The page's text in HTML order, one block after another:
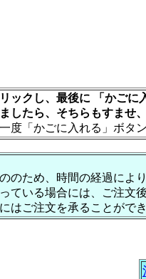
ックし、最後に 「かごに
したら、そちらもすませ
度「かごに入れる」ボ
のため、時間の経過によ
ている場合には、ご注文
はご注文を承ることがで